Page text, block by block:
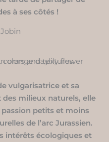
à ses côtés !
vulgarisatrice et sa
milieux naturels, elle
petits et moins
de l’arc Jurassien.
intérêts écologiques et